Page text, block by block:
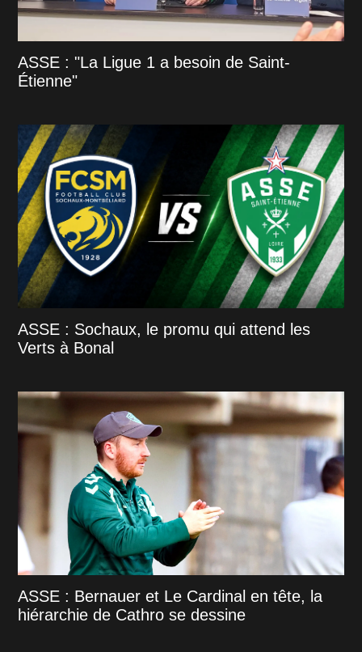
ASSE : "La Ligue 1 a besoin de Saint-
Étienne"
ASSE : Sochaux, le promu qui attend les
Verts à Bonal
ASSE : Bernauer et Le Cardinal en tête, la
hiérarchie de Cathro se dessine